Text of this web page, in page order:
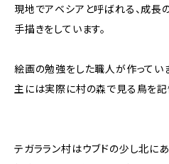
現地でアベシアと呼ばれる、成長
手描きをしています。
絵画の勉強をした職人が作ってい
主には実際に村の森で見る鳥を記
テガララン村はウブドの少し北にあ